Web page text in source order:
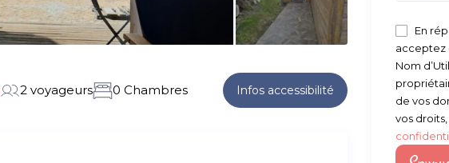
2 voyageurs 0 Chambres Infos accessibilité
En
acceptez
Nom
de vos
vos